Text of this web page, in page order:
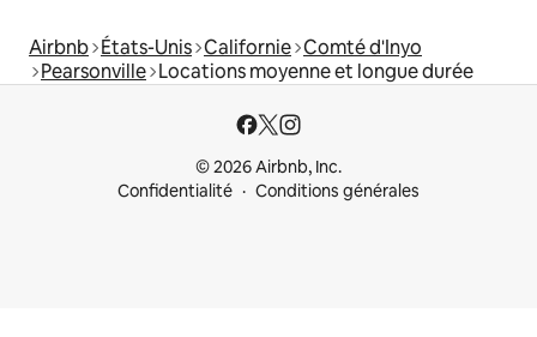
Airbnb États-Unis Californie Comté d'Inyo
Pearsonville Locations moyenne et longue durée
© 2026 Airbnb, Inc.
Confidentialité
Conditions générales